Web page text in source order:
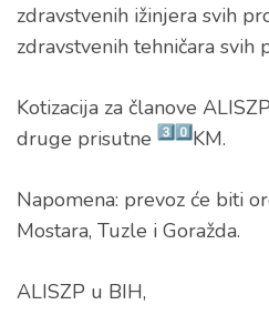
zdravstvenih ižinjera svih
zdravstvenih tehničara svih
Kotizacija za članove
druge prisutne
KM.
Napomena: prevoz će biti
Mostara, Tuzle i Goražda.
ALISZP u BIH,